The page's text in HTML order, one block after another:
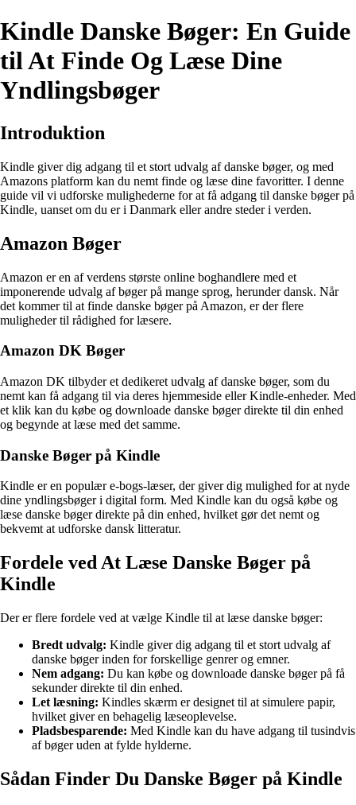
Kindle Danske Bøger: En Guide
til At Finde Og Læse Dine
Yndlingsbøger
Introduktion
Kindle giver dig adgang til et stort udvalg af danske bøger, og med
Amazons platform kan du nemt finde og læse dine favoritter. I denne
guide vil vi udforske mulighederne for at få adgang til danske bøger på
Kindle, uanset om du er i Danmark eller andre steder i verden.
Amazon Bøger
Amazon er en af verdens største online boghandlere med et
imponerende udvalg af bøger på mange sprog, herunder dansk. Når
det kommer til at finde danske bøger på Amazon, er der flere
muligheder til rådighed for læsere.
Amazon DK Bøger
Amazon DK tilbyder et dedikeret udvalg af danske bøger, som du
nemt kan få adgang til via deres hjemmeside eller Kindle-enheder. Med
et klik kan du købe og downloade danske bøger direkte til din enhed
og begynde at læse med det samme.
Danske Bøger på Kindle
Kindle er en populær e-bogs-læser, der giver dig mulighed for at nyde
dine yndlingsbøger i digital form. Med Kindle kan du også købe og
læse danske bøger direkte på din enhed, hvilket gør det nemt og
bekvemt at udforske dansk litteratur.
Fordele ved At Læse Danske Bøger på
Kindle
Der er flere fordele ved at vælge Kindle til at læse danske bøger:
Bredt udvalg: Kindle giver dig adgang til et stort udvalg af
danske bøger inden for forskellige genrer og emner.
Nem adgang: Du kan købe og downloade danske bøger på få
sekunder direkte til din enhed.
Let læsning: Kindles skærm er designet til at simulere papir,
hvilket giver en behagelig læseoplevelse.
Pladsbesparende: Med Kindle kan du have adgang til tusindvis
af bøger uden at fylde hylderne.
Sådan Finder Du Danske Bøger på Kindle